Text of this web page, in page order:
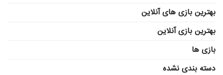
بهترین بازی های آنلاین
بهترین بازی آنلاین
بازی ها
دسته بندی نشده